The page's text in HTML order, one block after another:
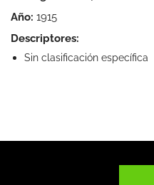
Año: 1915
Descriptores:
Sin clasificación específica